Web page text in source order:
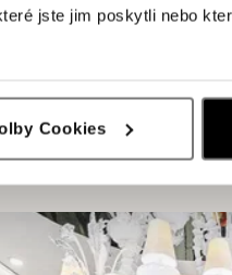
jste jim poskytli nebo
Cookies